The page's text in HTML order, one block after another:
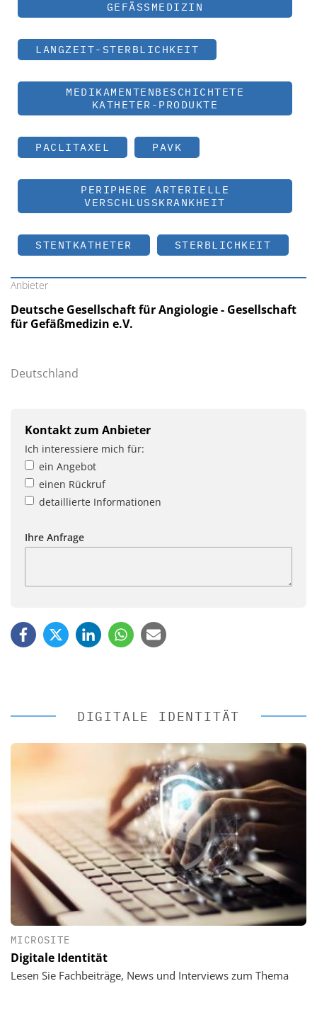
GEFÄSSMEDIZIN
LANGZEIT-STERBLICHKEIT
MEDIKAMENTENBESCHICHTETE
KATHETER-PRODUKTE
PACLITAXEL PAVK
PERIPHERE ARTERIELLE
VERSCHLUSSKRANKHEIT
STENTKATHETER STERBLICHKEIT
Anbieter
Deutsche Gesellschaft für Angiologie - Gesellschaft
für Gefäßmedizin e.V.
Deutschland
Kontakt zum Anbieter
Ich interessiere mich für:
ein Angebot
einen Rückruf
detaillierte Informationen
Ihre Anfrage
DIGITALE IDENTITÄT
MICROSITE
Digitale Identität
Lesen Sie Fachbeiträge, News und Interviews zum Thema